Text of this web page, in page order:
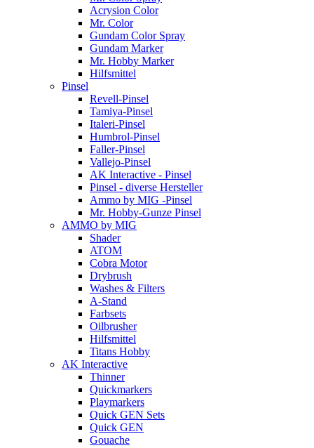
Acrysion Color
Mr. Color
Gundam Color Spray
Gundam Marker
Mr. Hobby Marker
Hilfsmittel
Pinsel
Revell-Pinsel
Tamiya-Pinsel
Italeri-Pinsel
Humbrol-Pinsel
Faller-Pinsel
Vallejo-Pinsel
AK Interactive - Pinsel
Pinsel - diverse Hersteller
Ammo by MIG -Pinsel
Mr. Hobby-Gunze Pinsel
AMMO by MIG
Shader
ATOM
Cobra Motor
Drybrush
Washes & Filters
A-Stand
Farbsets
Oilbrusher
Hilfsmittel
Titans Hobby
AK Interactive
Thinner
Quickmarkers
Playmarkers
Quick GEN Sets
Quick GEN
Gouache